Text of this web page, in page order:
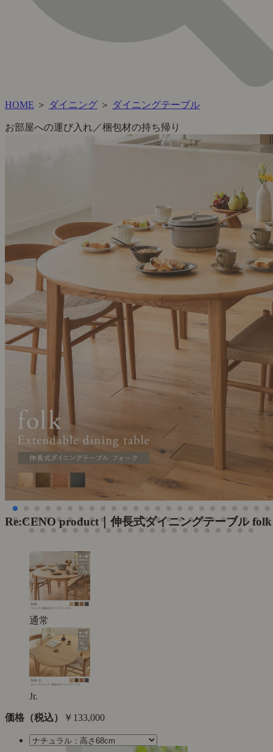
HOME ＞ ダイニング ＞ ダイニングテーブル
お部屋への運び入れ／梱包材の持ち帰り
Re:CENO product｜伸長式ダイニングテーブル folk
通常
Jr.
価格（税込） ￥133,000